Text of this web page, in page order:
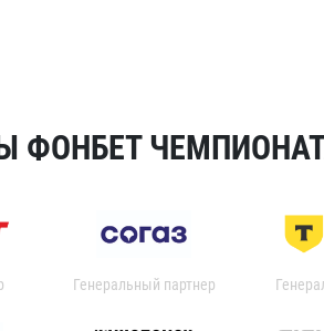
ФОНБЕТ
Генеральный партнер